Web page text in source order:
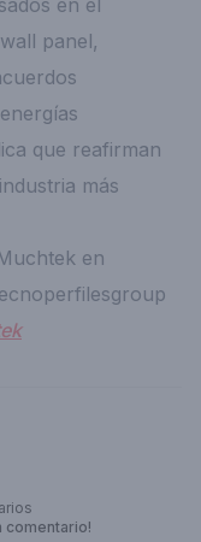
en el
panel,
que reafirman
más
en
comentario!